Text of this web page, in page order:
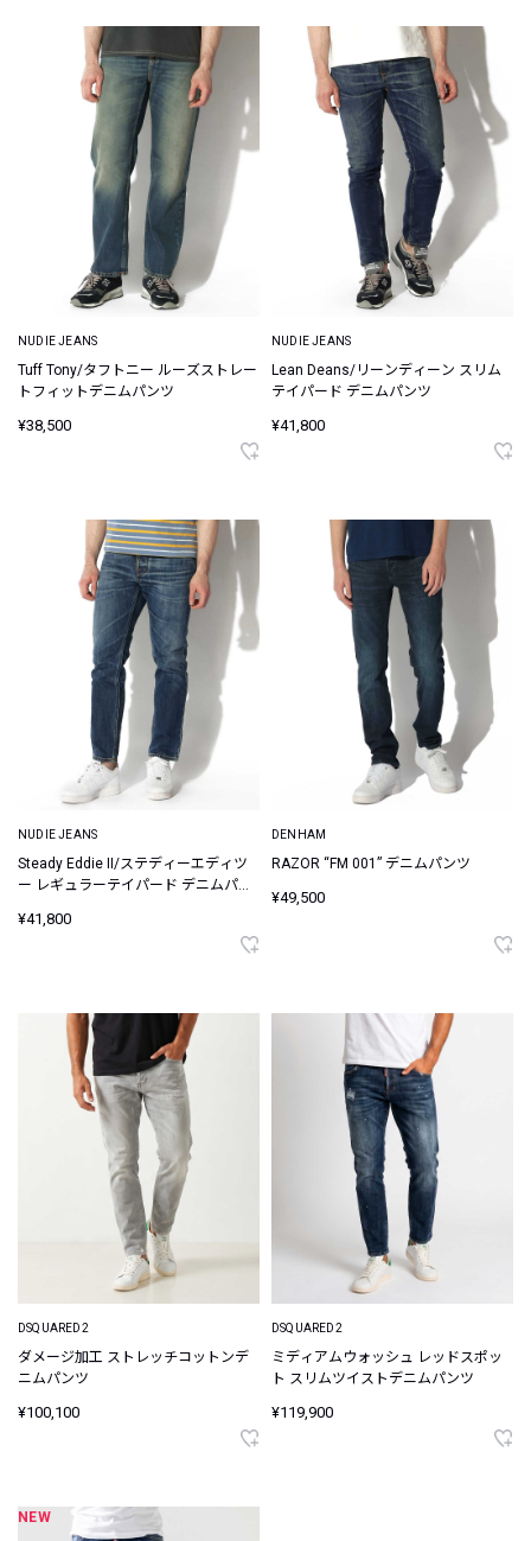
NUDIE JEANS
Tuff Tony/タフトニー ルーズストレー
トフィットデニムパンツ
¥38,500
NUDIE JEANS
Lean Deans/リーンディーン スリム
テイパード デニムパンツ
¥41,800
NUDIE JEANS
Steady Eddie II/ステディーエディツ
ー レギュラーテイパード デニムパン
¥41,800
DENHAM
RAZOR “FM 001” デニムパンツ
¥49,500
DSQUARED2
ダメージ加工 ストレッチコットンデ
ニムパンツ
¥100,100
DSQUARED2
ミディアムウォッシュ レッドスポッ
ト スリムツイストデニムパンツ
¥119,900
NEW